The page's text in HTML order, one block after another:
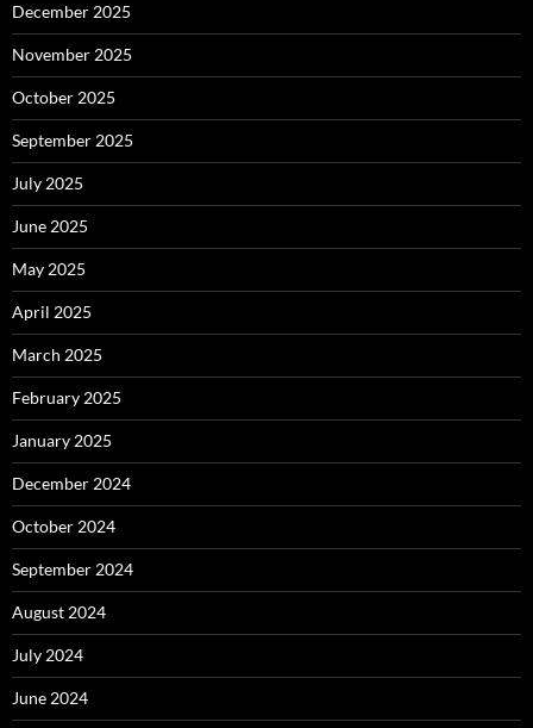
December 2025
November 2025
October 2025
September 2025
July 2025
June 2025
May 2025
April 2025
March 2025
February 2025
January 2025
December 2024
October 2024
September 2024
August 2024
July 2024
June 2024